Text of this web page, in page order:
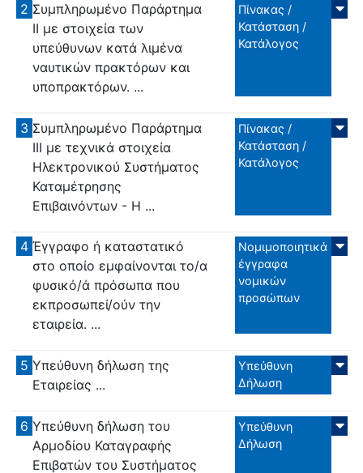
2 Συμπληρωμένο Παράρτημα
ΙΙ με στοιχεία των
υπεύθυνων κατά λιμένα
ναυτικών πρακτόρων και
υποπρακτόρων. ...
Πίνακας /
Κατάσταση /
Κατάλογος
3 Συμπληρωμένο Παράρτημα
ΙΙΙ με τεχνικά στοιχεία
Ηλεκτρονικού Συστήματος
Καταμέτρησης
Επιβαινόντων - Η ...
Πίνακας /
Κατάσταση /
Κατάλογος
4 Έγγραφο ή καταστατικό
στο οποίο εμφαίνονται το/α
φυσικό/ά πρόσωπα που
εκπροσωπεί/ούν την
εταιρεία. ...
Νομιμοποιητικά
έγγραφα
νομικών
προσώπων
5 Υπεύθυνη δήλωση της
Εταιρείας ...
Υπεύθυνη
Δήλωση
6 Υπεύθυνη δήλωση του
Αρμοδίου Καταγραφής
Επιβατών του Συστήματος
Υπεύθυνη
Δήλωση